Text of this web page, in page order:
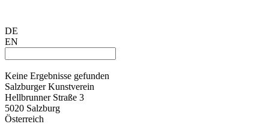
DE
EN
Keine Ergebnisse gefunden
Salzburger Kunstverein
Hellbrunner Straße 3
5020 Salzburg
Österreich